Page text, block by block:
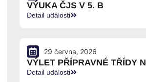
VÝUKA ČJS V 5. B
Detail události
29 června, 2026
VÝLET PŘÍPRAVNÉ TŘÍDY
Detail události